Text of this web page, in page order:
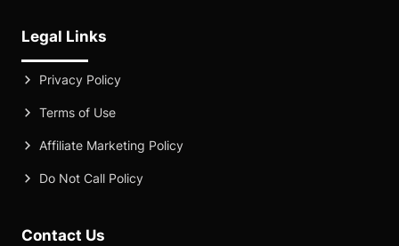
Legal Links
Privacy Policy
Terms of Use
Affiliate Marketing Policy
Do Not Call Policy
Contact Us